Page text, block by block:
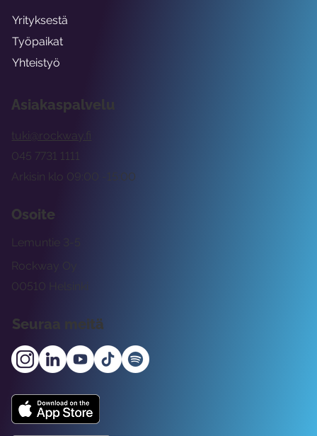
Asiakaspalvelu
tuki@rockway.fi
Arkisin klo 09:00 -15:00
045 7731 1111
Osoite
Rockway Oy
Lemuntie 3-5
00510 Helsinki
Seuraa meitä
Yrityksestä
Työpaikat
Yhteistyö